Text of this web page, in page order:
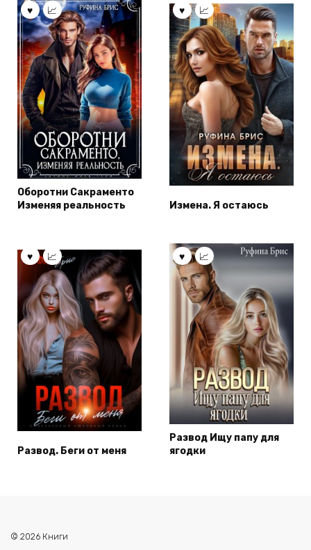
Оборотни Сакраменто
Изменяя реальность
Измена. Я остаюсь
Развод. Беги от меня
Развод Ищу папу для
ягодки
© 2026 Книги